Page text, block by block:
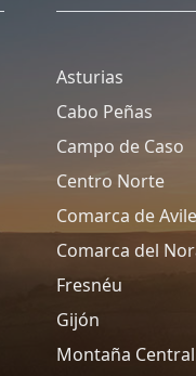
Asturias
Cabo Peñas
Campo de Caso
Centro Norte
Comarca de
Comarca del
Fresnéu
Gijón
Montaña Central